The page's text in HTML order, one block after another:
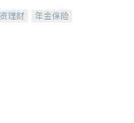
助力客户实现目标
理财
年金保险